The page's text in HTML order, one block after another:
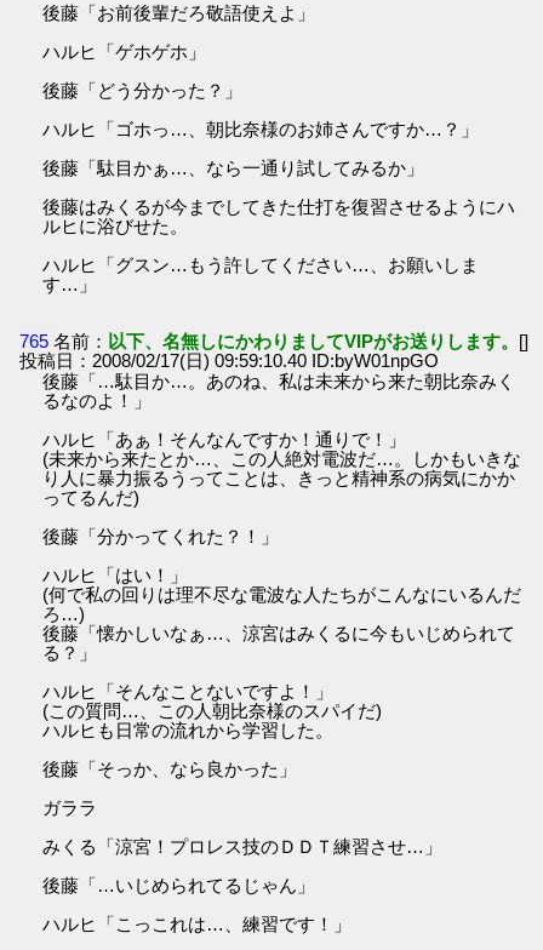
後藤「お前後輩だろ敬語使えよ」
ハルヒ「ゲホゲホ」
後藤「どう分かった？」
ハルヒ「ゴホっ…、朝比奈様のお姉さんですか…？」
後藤「駄目かぁ…、なら一通り試してみるか」
後藤はみくるが今までしてきた仕打を復習させるようにハ
ルヒに浴びせた。
ハルヒ「グスン…もう許してください…、お願いしま
す…」
765 名前： 以下、名無しにかわりましてVIPがお送りします。 []
投稿日：2008/02/17(日) 09:59:10.40 ID:byW01npGO
後藤「…駄目か…。あのね、私は未来から来た朝比奈みく
るなのよ！」
ハルヒ「あぁ！そんなんですか！通りで！」
(未来から来たとか…、この人絶対電波だ…。しかもいきな
り人に暴力振るうってことは、きっと精神系の病気にかか
ってるんだ)
後藤「分かってくれた？！」
ハルヒ「はい！」
(何で私の回りは理不尽な電波な人たちがこんなにいるんだ
ろ…)
後藤「懐かしいなぁ…、涼宮はみくるに今もいじめられて
る？」
ハルヒ「そんなことないですよ！」
(この質問…、この人朝比奈様のスパイだ)
ハルヒも日常の流れから学習した。
後藤「そっか、なら良かった」
ガララ
みくる「涼宮！プロレス技のＤＤＴ練習させ…」
後藤「…いじめられてるじゃん」
ハルヒ「こっこれは…、練習です！」